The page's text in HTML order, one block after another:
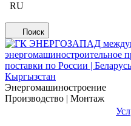
RU
Поиск
Энергомашиностроение
Производство | Монтаж